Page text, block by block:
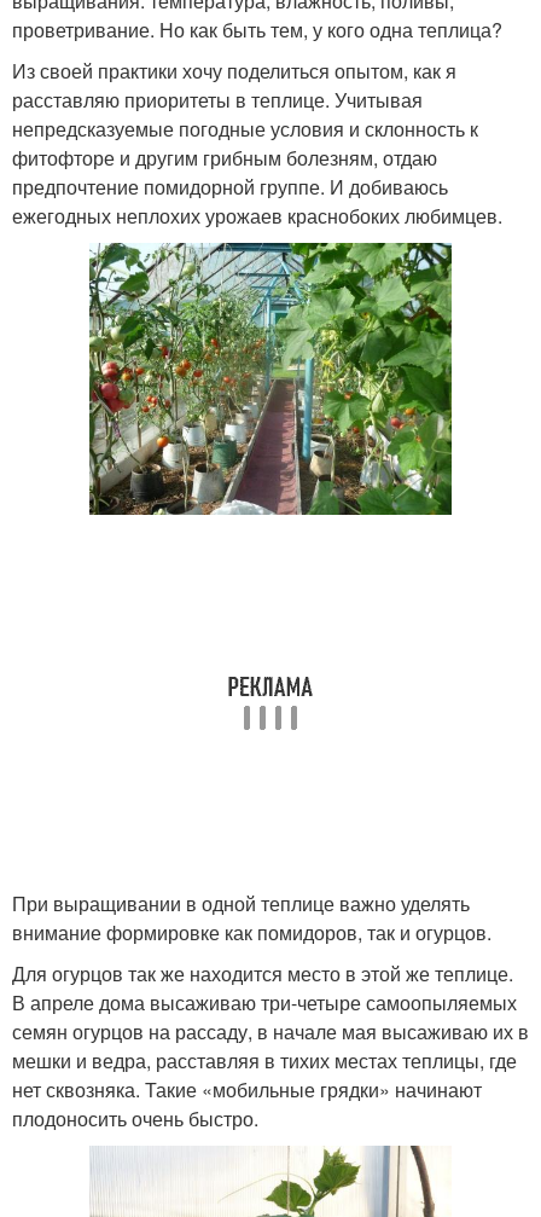
проветривание. Но как быть тем, у кого одна теплица?
Из своей практики хочу поделиться опытом, как я
расставляю приоритеты в теплице. Учитывая
непредсказуемые погодные условия и склонность к
фитофторе и другим грибным болезням, отдаю
предпочтение помидорной группе. И добиваюсь
ежегодных неплохих урожаев краснобоких любимцев.
При выращивании в одной теплице важно уделять
внимание формировке как помидоров, так и огурцов.
Для огурцов так же находится место в этой же теплице.
В апреле дома высаживаю три-четыре самоопыляемых
семян огурцов на рассаду, в начале мая высаживаю их в
мешки и ведра, расставляя в тихих местах теплицы, где
нет сквозняка. Такие «мобильные грядки» начинают
плодоносить очень быстро.